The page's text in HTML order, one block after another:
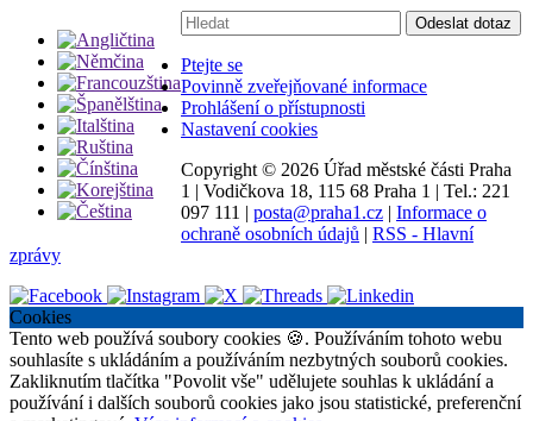
Vyhledávání:
Odeslat dotaz
Ptejte se
Povinně zveřejňované informace
Prohlášení o přístupnosti
Nastavení cookies
Copyright © 2026 Úřad městské části Praha
1 | Vodičkova 18, 115 68 Praha 1 | Tel.: 221
097 111 | posta@praha1.cz | Informace o
ochraně osobních údajů | RSS - Hlavní
zprávy
Cookies
Tento web používá soubory cookies 🍪. Používáním tohoto webu
souhlasíte s ukládáním a používáním nezbytných souborů cookies.
Zakliknutím tlačítka "Povolit vše" udělujete souhlas k ukládání a
používání i dalších souborů cookies jako jsou statistické, preferenční